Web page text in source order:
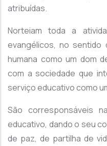
atribuídas.
Norteiam toda a
evangélicos, no sentido
humana como um dom
com a sociedade que
serviço educativo como
São corresponsáveis
educativo, dando o seu
de paz, de partilha de